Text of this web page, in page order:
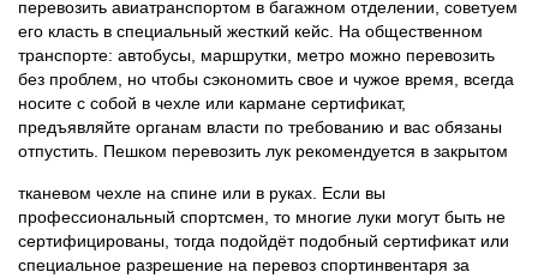
перевозить авиатранспортом в багажном отделении, советуем
его класть в специальный жесткий кейс. На общественном
транспорте: автобусы, маршрутки, метро можно перевозить
без проблем, но чтобы сэкономить свое и чужое время, всегда
носите с собой в чехле или кармане сертификат,
предъявляйте органам власти по требованию и вас обязаны
отпустить. Пешком перевозить лук рекомендуется в закрытом
тканевом чехле на спине или в руках. Если вы
профессиональный спортсмен, то многие луки могут быть не
сертифицированы, тогда подойдёт подобный сертификат или
специальное разрешение на перевоз спортинвентаря за